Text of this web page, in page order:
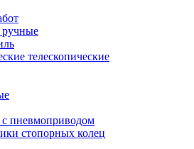
ручные
телескопические
с пневмоприводом
стопорных колец